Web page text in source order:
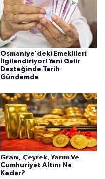
Osmaniye'deki Emeklileri
İlgilendiriyor! Yeni Gelir
Desteğinde Tarih
Gündemde
Gram, Çeyrek, Yarım Ve
Cumhuriyet Altını Ne
Kadar?